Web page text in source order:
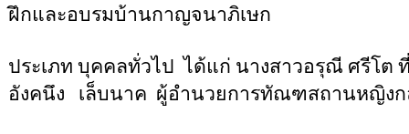
ฝึกและอบรมบ้านกาญจนาภิเษก
ประเภท บุคคลทั่วไป ได้แก่ นางสาวอรุณี ศรีโต
อังคนึง
เล็บนาค ผู้อำนวยการทัณฑสถานหญิงก